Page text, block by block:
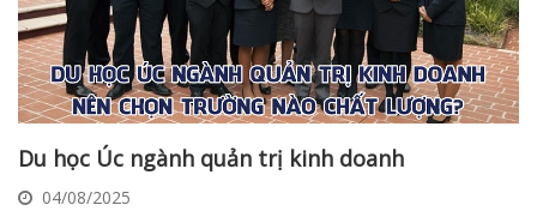
Du học Úc ngành quản trị kinh doanh
04/08/2025